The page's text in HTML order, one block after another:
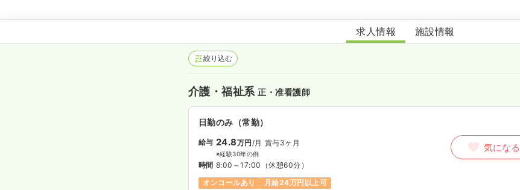
特別養護老人ホームのぞみ荘
求人情報 施設情報
絞り込む
介護・福祉系正・准看護師
日勤のみ（常勤）
給与 24.8万円/月 賞与3ヶ月
※経験30年の例
時間 8:00～17:00 （休憩60分）
オンコールあり
月給24万円以上可
気になる